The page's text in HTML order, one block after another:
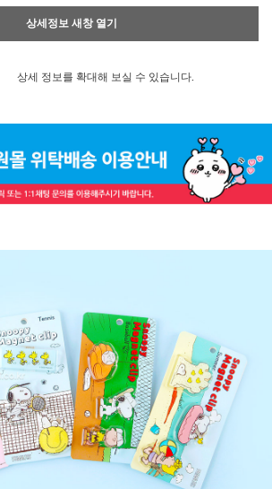
상세정보 새창 열기
상세 정보를 확대해 보실 수 있습니다.